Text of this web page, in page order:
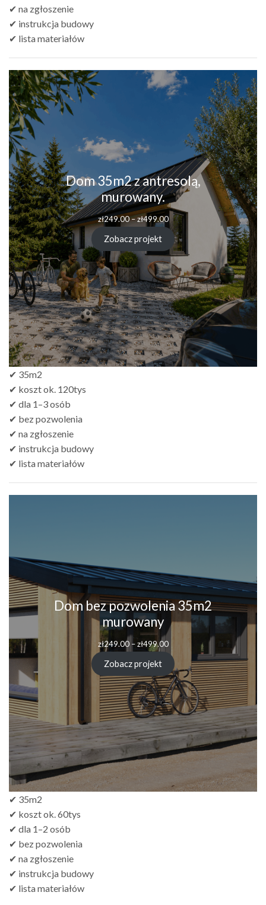
✔ na zgłoszenie
✔ instrukcja budowy
✔ lista materiałów
Dom 35m2 z antresolą,
murowany.
zł249.00–zł499.00Zakres
cen:
od
zł249.00
do
zł499.00
Zobacz projekt
✔ 35m2
✔ koszt ok. 120tys
✔ dla 1–3 osób
✔ bez pozwolenia
✔ na zgłoszenie
✔ instrukcja budowy
✔ lista materiałów
Dom bez pozwolenia 35m2
murowany
zł249.00 – zł499.00Zakres
od
zł249.00
do
zł499.00
Zobacz projekt
✔ 35m2
✔ koszt ok. 60tys
✔ dla 1–2 osób
✔ bez pozwolenia
✔ na zgłoszenie
✔ instrukcja budowy
✔ lista materiałów